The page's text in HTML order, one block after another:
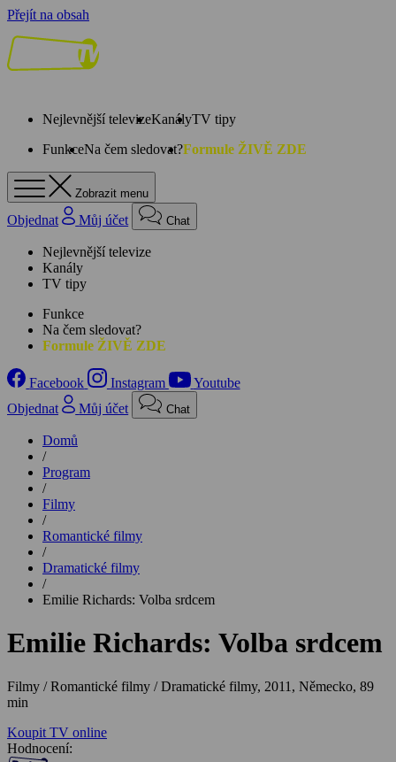
Přejít na obsah
Nejlevnější televizeKanályTV tipy
FunkceNa čem sledovat?Formule ŽIVĚ ZDE
Zobrazit menu
Objednat Můj účet Chat
Nejlevnější televize
Kanály
TV tipy
Funkce
Na čem sledovat?
Formule ŽIVĚ ZDE
Facebook Instagram
Youtube
Objednat
Můj účet Chat
Domů
/
Program
/
Filmy
/
Romantické filmy
/
Dramatické filmy
/
Emilie Richards: Volba srdcem
Emilie Richards: Volba srdcem
Filmy / Romantické filmy / Dramatické filmy, 2011, Německo, 89
min
Koupit TV online
Hodnocení: